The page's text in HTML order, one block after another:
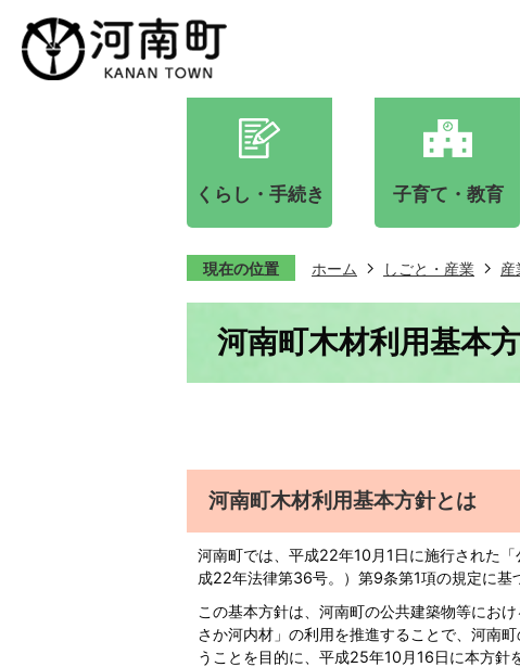
くらし・手続き 子育て・教育
現在の位置 ホーム しごと・産業 産
河南町木材利用基本
河南町木材利用基本方針とは
河南町では、平成22年10月1日に施行された
成22年法律第36号。）第9条第1項の規定に基
この基本方針は、河南町の公共建築物等にお
さか河内材」の利用を推進することで、河南
うことを目的に、平成25年10月16日に本方針